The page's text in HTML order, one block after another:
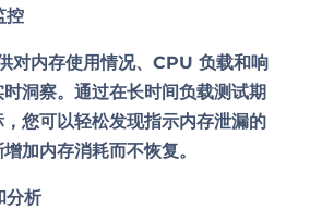
控
内存使用情况、CPU 负载和响
洞察。通过在长时间负载测试期
您可以轻松发现指示内存泄漏的
加内存消耗而不恢复。
分析